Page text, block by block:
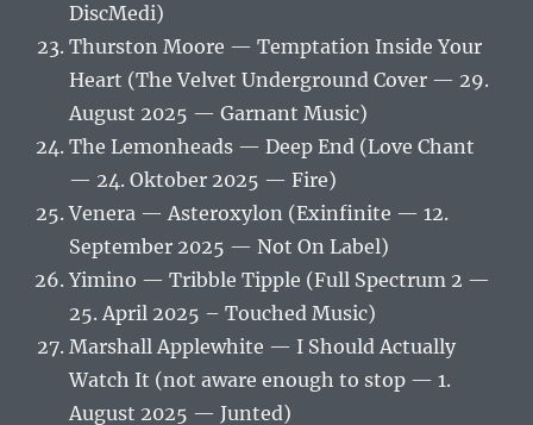
DiscMedi)
Thurston Moore — Temptation Inside Your
Heart (The Velvet Underground Cover — 29.
August 2025 — Garnant Music)
The Lemonheads — Deep End (Love Chant
— 24. Oktober 2025 — Fire)
Venera — Asteroxylon (Exinfinite — 12.
September 2025 — Not On Label)
Yimino — Tribble Tipple (Full Spectrum 2 —
25. April 2025 – Touched Music)
Marshall Applewhite — I Should Actually
Watch It (not aware enough to stop — 1.
August 2025 — Junted)